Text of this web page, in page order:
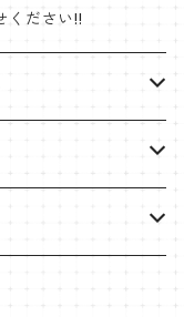
ください!!